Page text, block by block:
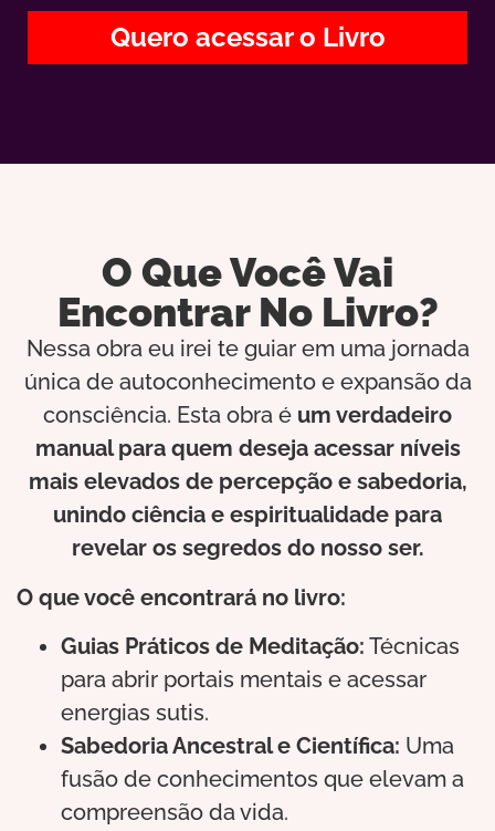
Quero acessar o Livro
O Que Você Vai
Encontrar No Livro?
Nessa obra eu irei te guiar em uma jornada
única de autoconhecimento e expansão da
consciência. Esta obra é um verdadeiro
manual para quem deseja acessar níveis
mais elevados de percepção e sabedoria,
unindo ciência e espiritualidade para
revelar os segredos do nosso ser.
O que você encontrará no livro:
Guias Práticos de Meditação: Técnicas
para abrir portais mentais e acessar
energias sutis.
Sabedoria Ancestral e Científica: Uma
fusão de conhecimentos que elevam a
compreensão da vida.